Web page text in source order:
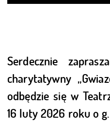
Serdecznie
charytatywny
odbędzie się w
16 luty 2026 roku o